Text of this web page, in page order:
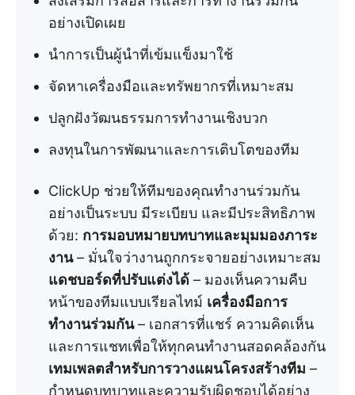
อย่างเปิดเผย
นำการเป็นผู้นำที่เข้มแข็งมาใช้
จัดหาเครื่องมือและทรัพยากรที่เหมาะสม
ปลูกฝังวัฒนธรรมการทำงานเชิงบวก
ลงทุนในการพัฒนาและการเติบโตของทีม
ClickUp ช่วยให้ทีมของคุณทำงานร่วมกัน
อย่างเป็นระบบ มีระเบียบ และมีประสิทธิภาพ
ด้วย: การมอบหมายบทบาทและมุมมองภาระ
งาน– มั่นใจว่างานถูกกระจายอย่างเหมาะสม
แดชบอร์ดที่ปรับแต่งได้ – มองเห็นความคืบ
หน้าของทีมแบบเรียลไทม์ เครื่องมือการ
ทำงานร่วมกัน– เอกสารที่แชร์ ความคิดเห็น
และการแชทเพื่อให้ทุกคนทำงานสอดคล้องกัน
เทมเพลตสำหรับการวางแผนโครงสร้างทีม –
กำหนดบทบาทและความรับผิดชอบได้อย่าง